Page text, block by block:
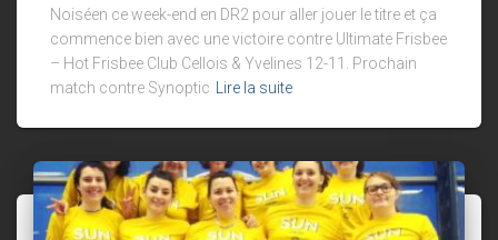
Noiséen ce week-end en DR2 pour aller jouer le titre et ça
commence bien avec une victoire contre Ultimate Frisbee
– Hot Frisbee Club Cellois & Yvelines 12-11. Prochain
match contre Synoptic
Lire la suite